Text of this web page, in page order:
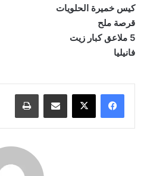
كيس خميرة الحلويات
قرصة ملح
5 ملاعق كبار زيت
فانيليا
مشاركة عبر البريد طباعة